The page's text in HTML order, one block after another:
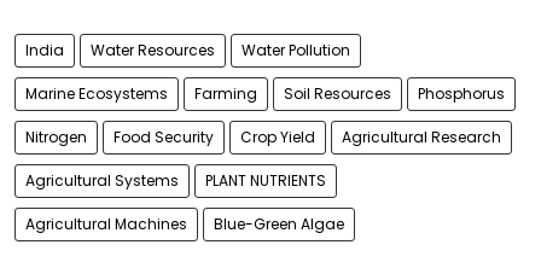
India Water Resources Water Pollution
Marine Ecosystems Farming Soil Resources Phosphorus
Nitrogen Food Security Crop Yield Agricultural Research
Agricultural Systems PLANT NUTRIENTS
Agricultural Machines Blue-Green Algae